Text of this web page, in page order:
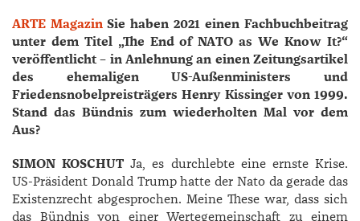
ARTE Magazin Sie haben 2021 einen Fachbuchbeitrag
unter dem Titel „The End of NATO as We Know It?“
veröffentlicht – in Anlehnung an einen Zeitungsartikel
des ehemaligen US-Außenministers und
Friedensnobelpreisträgers ­Henry ­Kissinger von 1999.
Stand das Bündnis zum wiederholten Mal vor dem
Aus?
SIMON KOSCHUTJa, es durchlebte eine ernste Krise.
US-Präsident Donald Trump hatte der Nato da gerade das
Existenzrecht abgesprochen. Meine These war, dass sich
das Bündnis von einer Wertegemeinschaft zu einem